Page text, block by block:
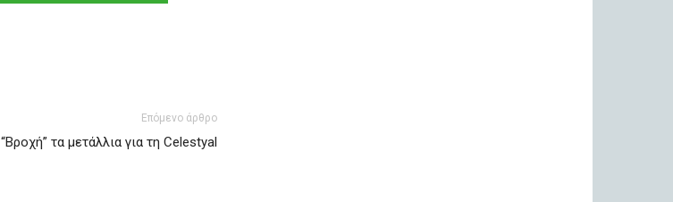
Επόμενο άρθρο
“Bροχή” τα μετάλλια για τη Celestyal